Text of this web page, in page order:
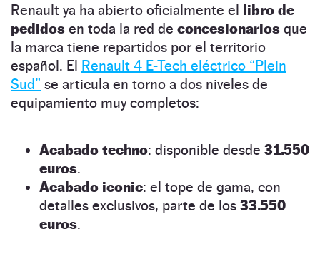
Renault ya ha abierto oficialmente el libro de
pedidos en toda la red de concesionarios que
la marca tiene repartidos por el territorio
español. El Renault 4 E-Tech eléctrico “Plein
Sud” se articula en torno a dos niveles de
equipamiento muy completos:
Acabado techno: disponible desde 31.550
euros.
Acabado iconic: el tope de gama, con
detalles exclusivos, parte de los 33.550
euros.